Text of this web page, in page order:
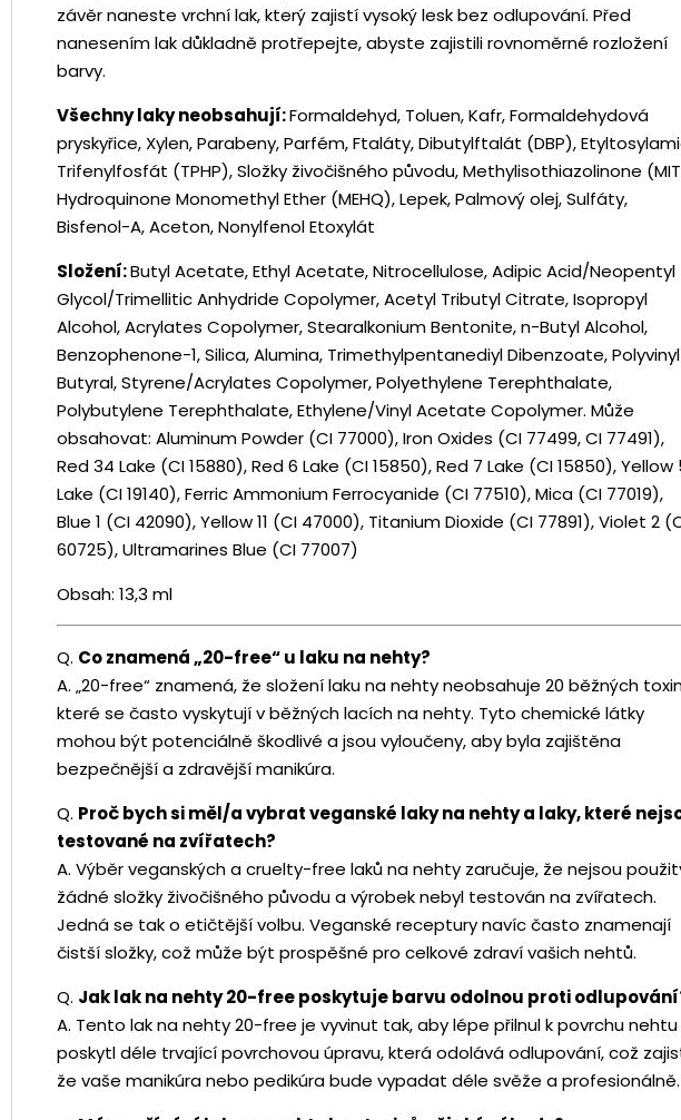
závěr naneste vrchní lak, který zajistí vysoký lesk bez odlupování. Před
nanesením lak důkladně protřepejte, abyste zajistili rovnoměrné rozložení
barvy.
Všechny laky neobsahují:Formaldehyd, Toluen, Kafr, Formaldehydová
pryskyřice, Xylen, Parabeny, Parfém, Ftaláty, Dibutylftalát (DBP),
Trifenylfosfát (TPHP), Složky živočišného původu, Methylisothiazolinone
Hydroquinone Monomethyl Ether (MEHQ), Lepek, Palmový olej, Sulfáty,
Bisfenol-A, Aceton, Nonylfenol Etoxylát
Složení:Butyl Acetate, Ethyl Acetate, Nitrocellulose, Adipic Acid/Neopentyl
Glycol/Trimellitic Anhydride Copolymer, Acetyl Tributyl Citrate, Isopropyl
Alcohol, Acrylates Copolymer, Stearalkonium Bentonite, n-Butyl Alcohol,
Benzophenone-1, Silica, Alumina, Trimethylpentanediyl Dibenzoate, Polyvinyl
Butyral, Styrene/Acrylates Copolymer, Polyethylene Terephthalate,
Polybutylene Terephthalate, Ethylene/Vinyl Acetate Copolymer. Může
obsahovat: Aluminum Powder (CI 77000), Iron Oxides (CI 77499, CI 77491),
Red 34 Lake (CI 15880), Red 6 Lake (CI 15850), Red 7 Lake (CI 15850), Yellow
Lake (CI 19140), Ferric Ammonium Ferrocyanide (CI 77510), Mica (CI 77019),
Blue 1 (CI 42090), Yellow 11 (CI 47000), Titanium Dioxide (CI 77891), Violet 2
60725), Ultramarines Blue (CI 77007)
Obsah: 13,3 ml
Q. Co znamená „20-free“ u laku na nehty?
A. „20-free“ znamená, že složení laku na nehty neobsahuje 20 běžných
které se často vyskytují v běžných lacích na nehty. Tyto chemické látky
mohou být potenciálně škodlivé a jsou vyloučeny, aby byla zajištěna
bezpečnější a zdravější manikúra.
Q. Proč bych si měl/a vybrat veganské laky na nehty a laky, které
testované na zvířatech?
A. Výběr veganských a cruelty-free laků na nehty zaručuje, že nejsou
žádné složky živočišného původu a výrobek nebyl testován na zvířatech.
Jedná se tak o etičtější volbu. Veganské receptury navíc často znamenají
čistší složky, což může být prospěšné pro celkové zdraví vašich nehtů.
Q. Jak lak na nehty 20-free poskytuje barvu odolnou proti
A. Tento lak na nehty 20-free je vyvinut tak, aby lépe přilnul k povrchu
poskytl déle trvající povrchovou úpravu, která odolává odlupování, což
že vaše manikúra nebo pedikúra bude vypadat déle svěže a profesionálně.